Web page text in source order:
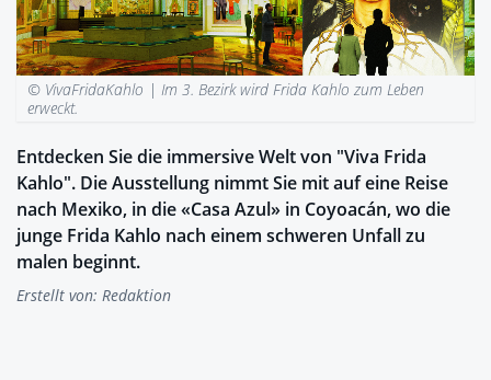
© VivaFridaKahlo |Im 3. Bezirk wird Frida Kahlo zum Leben
erweckt.
Entdecken Sie die immersive Welt von "Viva Frida
Kahlo". Die Ausstellung nimmt Sie mit auf eine Reise
nach Mexiko, in die «Casa Azul» in Coyoacán, wo die
junge Frida Kahlo nach einem schweren Unfall zu
malen beginnt.
Erstellt von: Redaktion